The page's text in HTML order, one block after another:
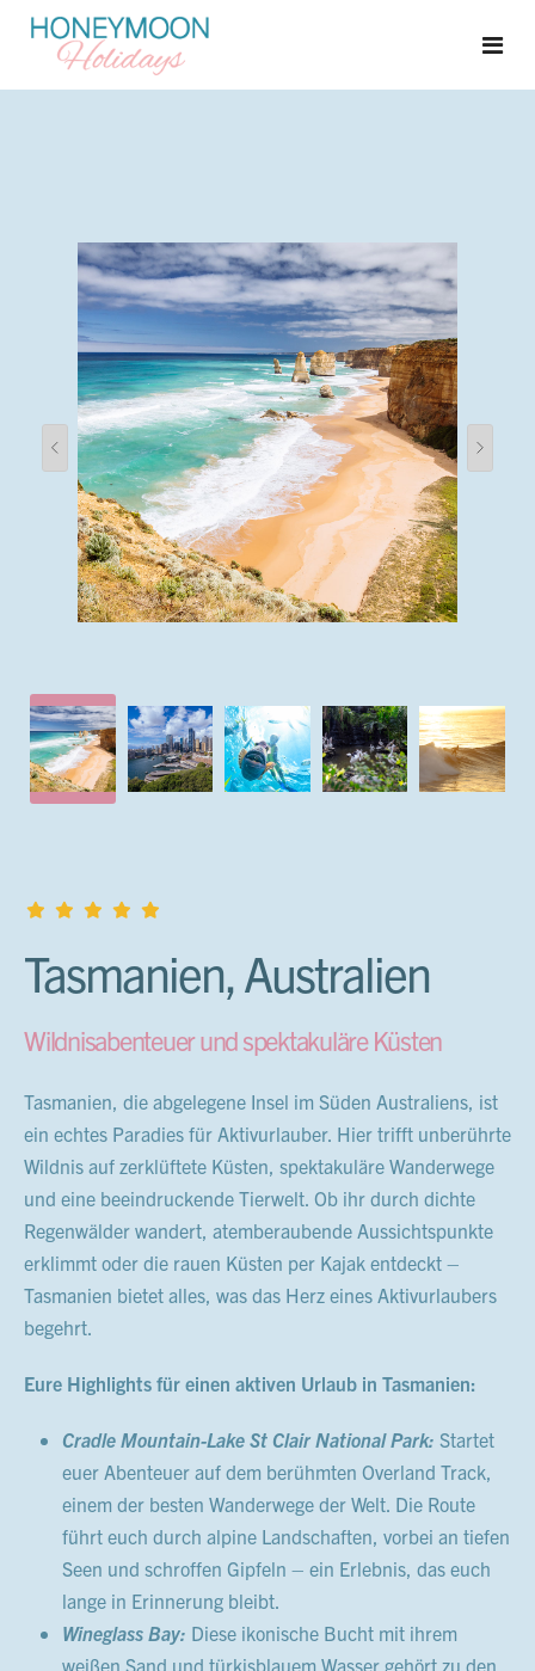
HEIRATEN IM AUSLAND
HOCHZEITSGESCHENK
ÜBER UNS
Tasmanien, Australien
Wildnisabenteuer und spektakuläre Küsten
Tasmanien, die abgelegene Insel im Süden Australiens, ist
ein echtes Paradies für Aktivurlauber. Hier trifft unberührte
Wildnis auf zerklüftete Küsten, spektakuläre Wanderwege
und eine beeindruckende Tierwelt. Ob ihr durch dichte
Regenwälder wandert, atemberaubende Aussichtspunkte
erklimmt oder die rauen Küsten per Kajak entdeckt –
Tasmanien bietet alles, was das Herz eines Aktivurlaubers
begehrt.
Eure Highlights für einen aktiven Urlaub in Tasmanien:
Cradle Mountain-Lake St Clair National Park: Startet
euer Abenteuer auf dem berühmten Overland Track,
einem der besten Wanderwege der Welt. Die Route
führt euch durch alpine Landschaften, vorbei an tiefen
Seen und schroffen Gipfeln – ein Erlebnis, das euch
lange in Erinnerung bleibt.
Wineglass Bay: Diese ikonische Bucht mit ihrem
weißen Sand und türkisblauem Wasser gehört zu den